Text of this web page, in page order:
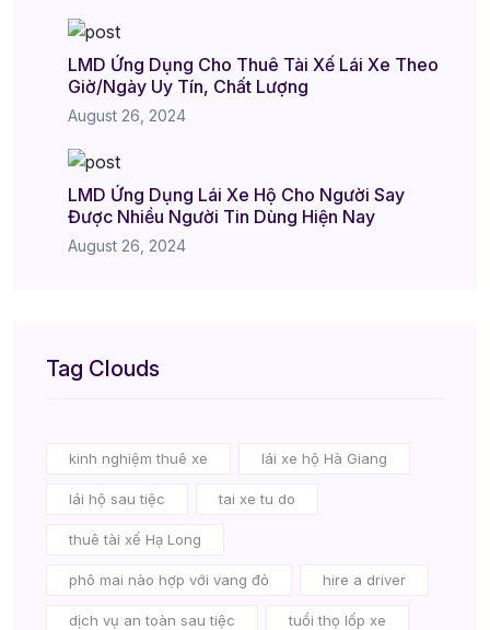
LMD Ứng Dụng Cho Thuê Tài Xế Lái Xe Theo
Giờ/Ngày Uy Tín, Chất Lượng
August 26, 2024
LMD Ứng Dụng Lái Xe Hộ Cho Người Say
Được Nhiều Người Tin Dùng Hiện Nay
August 26, 2024
Tag Clouds
kinh nghiệm thuê xe lái xe hộ Hà Giang
lái hộ sau tiệc tai xe tu do
thuê tài xế Hạ Long
phô mai nào hợp với vang đỏ hire a driver
dịch vụ an toàn sau tiệc tuổi thọ lốp xe